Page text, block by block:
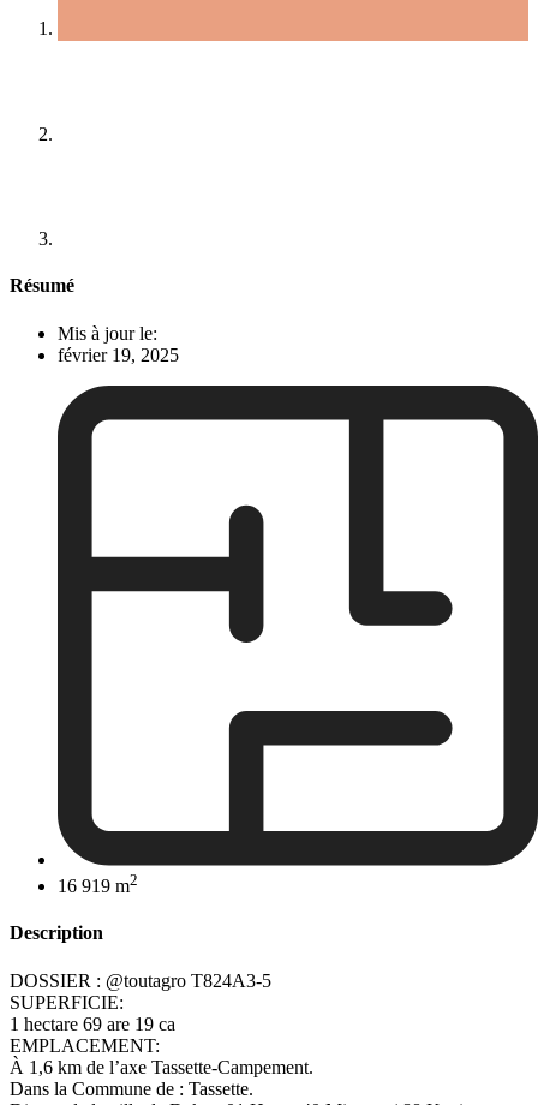
Résumé
Mis à jour le:
février 19, 2025
16 919 m2
Description
DOSSIER : @toutagro T824A3-5
SUPERFICIE:
1 hectare 69 are 19 ca
EMPLACEMENT:
À 1,6 km de l’axe Tassette-Campement.
Dans la Commune de : Tassette.